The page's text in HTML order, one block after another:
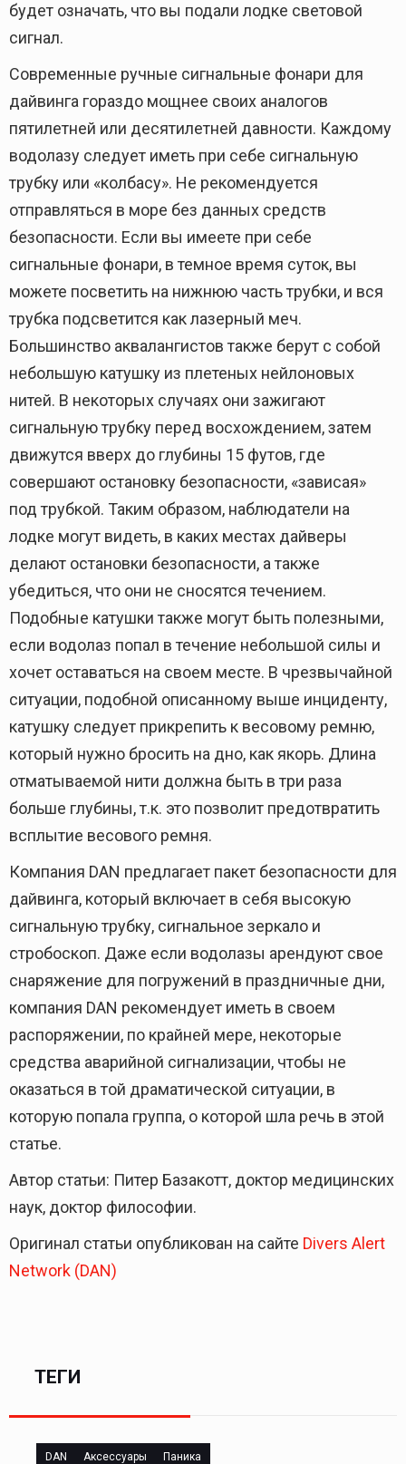
будет означать, что вы подали лодке световой
сигнал.
Современные ручные сигнальные фонари для
дайвинга гораздо мощнее своих аналогов
пятилетней или десятилетней давности. Каждому
водолазу следует иметь при себе сигнальную
трубку или «колбасу». Не рекомендуется
отправляться в море без данных средств
безопасности. Если вы имеете при себе
сигнальные фонари, в темное время суток, вы
можете посветить на нижнюю часть трубки, и вся
трубка подсветится как лазерный меч.
Большинство аквалангистов также берут с собой
небольшую катушку из плетеных нейлоновых
нитей. В некоторых случаях они зажигают
сигнальную трубку перед восхождением, затем
движутся вверх до глубины 15 футов, где
совершают остановку безопасности, «зависая»
под трубкой. Таким образом, наблюдатели на
лодке могут видеть, в каких местах дайверы
делают остановки безопасности, а также
убедиться, что они не сносятся течением.
Подобные катушки также могут быть полезными,
если водолаз попал в течение небольшой силы и
хочет оставаться на своем месте. В чрезвычайной
ситуации, подобной описанному выше инциденту,
катушку следует прикрепить к весовому ремню,
который нужно бросить на дно, как якорь. Длина
отматываемой нити должна быть в три раза
больше глубины, т.к. это позволит предотвратить
всплытие весового ремня.
Компания DAN предлагает пакет безопасности для
дайвинга, который включает в себя высокую
сигнальную трубку, сигнальное зеркало и
стробоскоп. Даже если водолазы арендуют свое
снаряжение для погружений в праздничные дни,
компания DAN рекомендует иметь в своем
распоряжении, по крайней мере, некоторые
средства аварийной сигнализации, чтобы не
оказаться в той драматической ситуации, в
которую попала группа, о которой шла речь в этой
статье.
Автор статьи: Питер Базакотт, доктор медицинских
наук, доктор философии.
Оригинал статьи опубликован на сайте Divers Alert
Network (DAN)
ТЕГИ
DAN Аксессуары Паника